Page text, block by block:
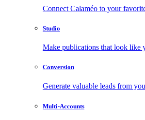
Connect Calaméo to your
Studio
Make publications that look like
Conversion
Generate valuable leads from
Multi-Accounts